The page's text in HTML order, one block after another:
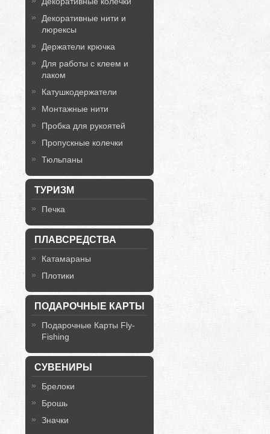
Декоративные нити и
люрексы
Держатели крючка
Для работы с клеем и
лаком
Катушкодержатели
Монтажные нити
Пробка для рукоятей
Пропускные колечки
Тюльпаны
ТУРИЗМ
Печка
ПЛАВСРЕДСТВА
Катамараны
Плотики
ПОДАРОЧНЫЕ КАРТЫ
Подарочные Карты Fly-
Fishing
СУВЕНИРЫ
Брелоки
Брошь
Значки